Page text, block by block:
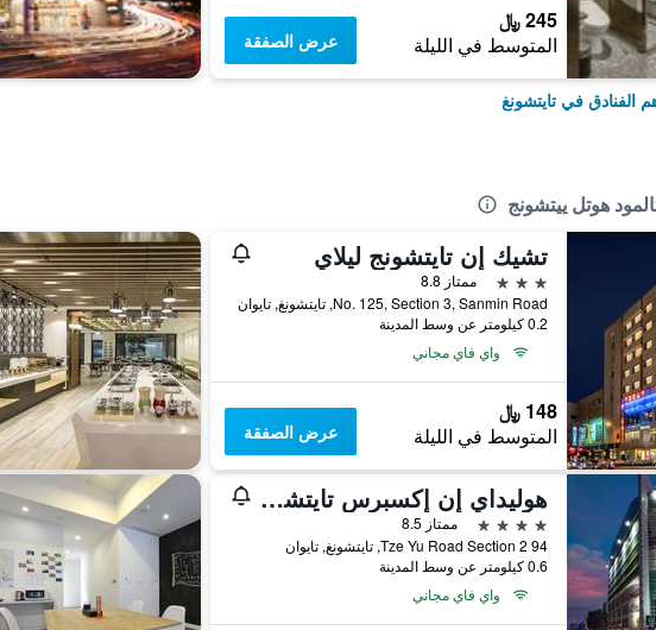
245 ﷼
المتوسط في الليلة عرض الصفقة
الفنادق في تايتشونغ
هوتل ييتشونج
تشيك إن تايتشونج ليلاي
3 نجوم
ممتاز 8.8
No. 125, Section 3, Sanmin Road, تايتشونغ, تايوان
0.2 كيلومتر عن وسط المدينة
واي فاي مجاني
148 ﷼
المتوسط في الليلة عرض الصفقة
هوليداي إن إكسبرس تايتشونج بارك باي آيتش جي
4 نجوم
ممتاز 8.5
94 Tze Yu Road Section 2, تايتشونغ, تايوان
0.6 كيلومتر عن وسط المدينة
واي فاي مجاني